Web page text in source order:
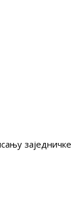
заједничке